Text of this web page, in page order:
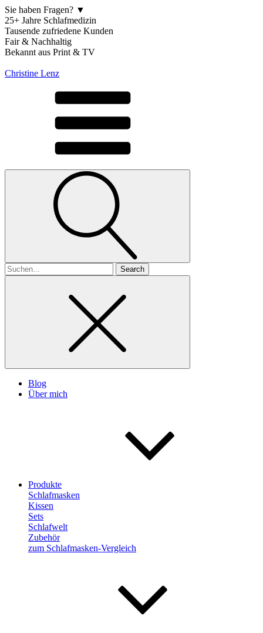
Sie haben Fragen? ▼
25+ Jahre Schlafmedizin
Tausende zufriedene Kunden
Fair & Nachhaltig
Bekannt aus Print & TV
Christine Lenz
Search
for
Blog
Über mich
Produkte
Schlafmasken
Kissen
Sets
Schlafwelt
Zubehör
zum Schlafmasken-Vergleich